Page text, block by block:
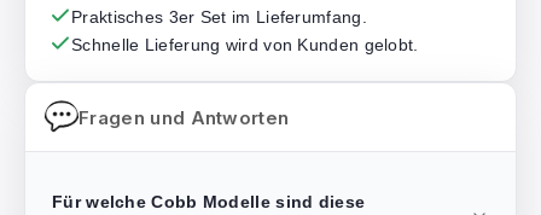
Praktisches 3er Set im Lieferumfang.
Schnelle Lieferung wird von Kunden gelobt.
Fragen und Antworten
Für welche Cobb Modelle sind diese